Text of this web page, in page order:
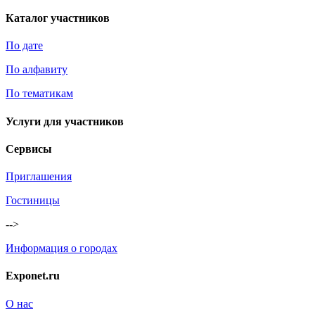
Каталог участников
По дате
По алфавиту
По тематикам
Услуги для участников
Сервисы
Приглашения
Гостиницы
-->
Информация о городах
Exponet.ru
О нас